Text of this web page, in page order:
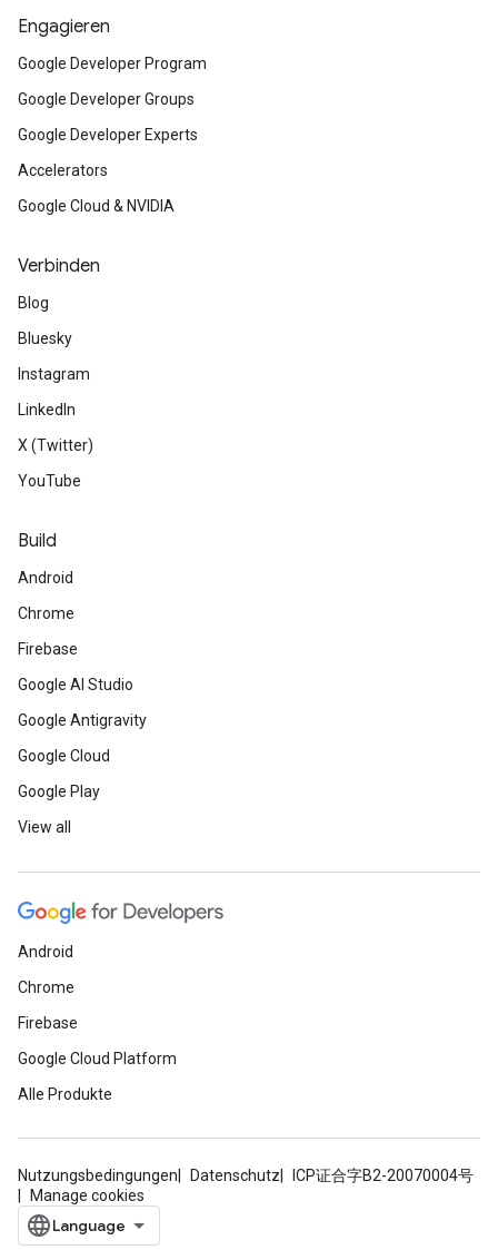
Engagieren
Google Developer Program
Google Developer Groups
Google Developer Experts
Accelerators
Google Cloud & NVIDIA
Verbinden
Blog
Bluesky
Instagram
LinkedIn
X (Twitter)
YouTube
Build
Android
Chrome
Firebase
Google AI Studio
Google Antigravity
Google Cloud
Google Play
View all
Android
Chrome
Firebase
Google Cloud Platform
Alle Produkte
Nutzungsbedingungen Datenschutz
ICP证合字B2-20070004号
Manage cookies